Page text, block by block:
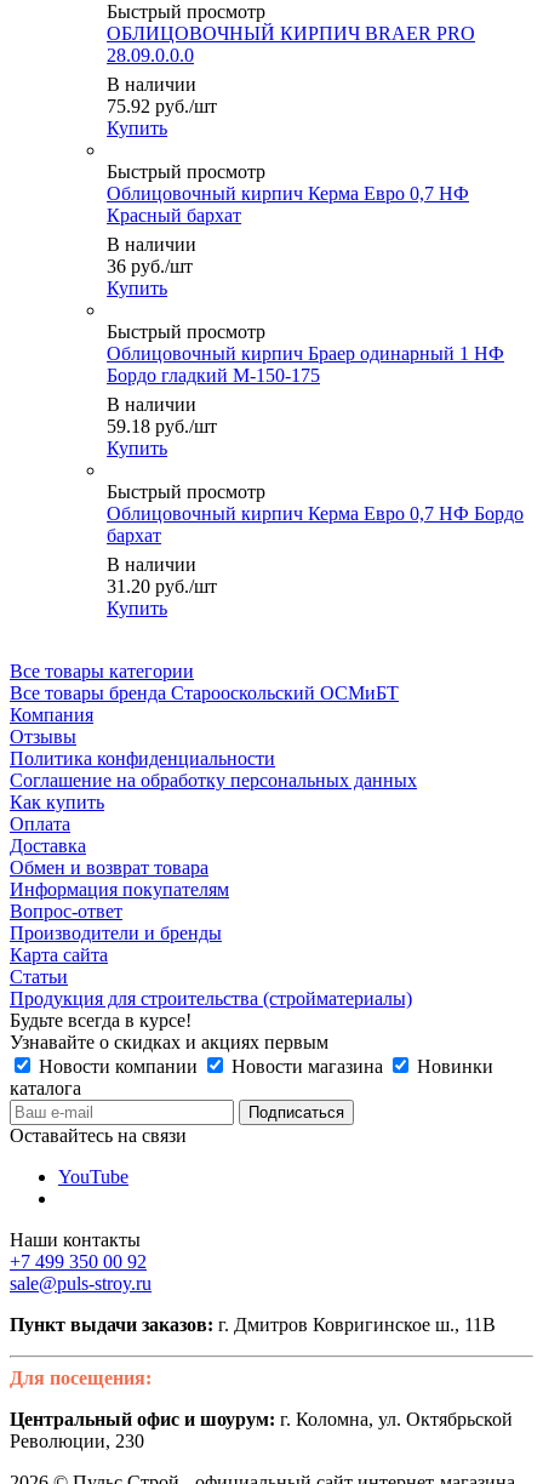
Быстрый просмотр
ОБЛИЦОВОЧНЫЙ КИРПИЧ BRAER PRO
28.09.0.0.0
В наличии
75.92 руб./шт
Купить
Быстрый просмотр
Облицовочный кирпич Керма Евро 0,7 НФ
Красный бархат
В наличии
36 руб./шт
Купить
Быстрый просмотр
Облицовочный кирпич Браер одинарный 1 НФ
Бордо гладкий М-150-175
В наличии
59.18 руб./шт
Купить
Быстрый просмотр
Облицовочный кирпич Керма Евро 0,7 НФ Бордо
бархат
В наличии
31.20 руб./шт
Купить
Все товары категории
Все товары бренда Старооскольский ОСМиБТ
Компания
Отзывы
Политика конфиденциальности
Соглашение на обработку персональных данных
Как купить
Оплата
Доставка
Обмен и возврат товара
Информация покупателям
Вопрос-ответ
Производители и бренды
Карта сайта
Статьи
Продукция для строительства (стройматериалы)
Будьте всегда в курсе!
Узнавайте о скидках и акциях первым
Новости компании
Новости магазина
Новинки
каталога
Оставайтесь на связи
YouTube
Наши контакты
+7 499 350 00 92
sale@puls-stroy.ru
Пункт выдачи заказов: г. Дмитров Ковригинское ш., 11В
Для посещения:
Центральный офис и шоурум: г. Коломна, ул. Октябрьской
Революции, 230